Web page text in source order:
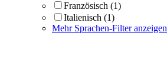
Französisch (1)
Italienisch (1)
Mehr Sprachen-Filter anzeigen